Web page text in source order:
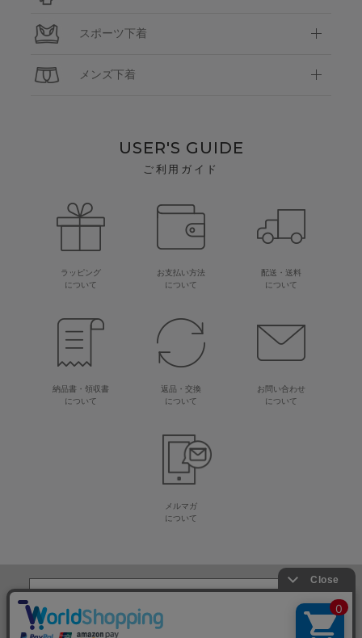
スポーツ下着
メンズ下着
USER'S GUIDE
ご利用ガイド
ラッピング
について
お支払い方法
について
配送・送料
について
納品書・領収書
について
返品・交換
について
お問い合わせ
について
メルマガ
について
生地・毛糸・手芸材料の専門店